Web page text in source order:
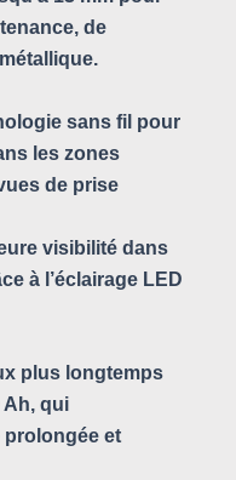
de
sans fil pour
les zones
de prise
visibilité dans
à l’éclairage LED
plus longtemps
Ah, qui
et